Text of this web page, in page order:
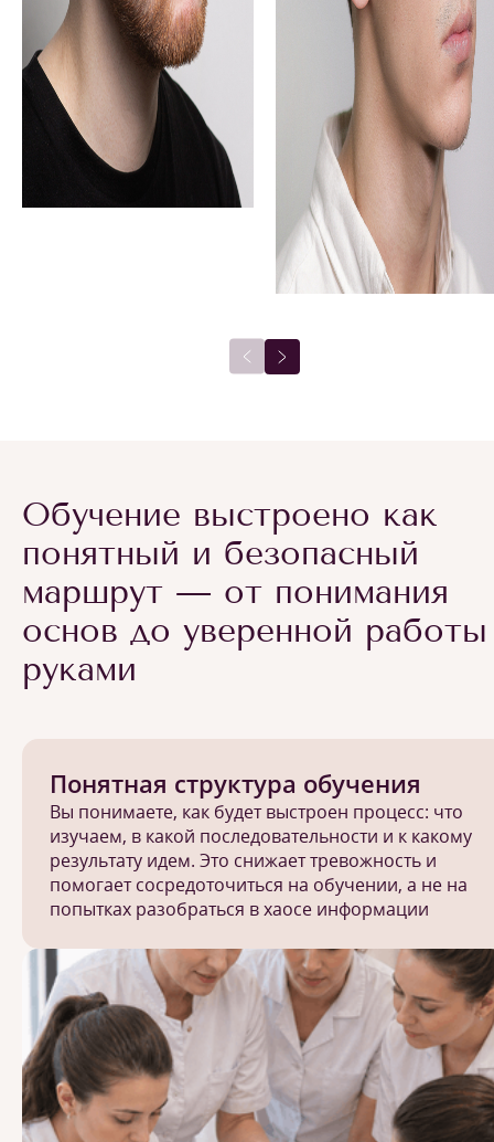
Обучение выстроено как
понятный и безопасный
маршрут — от понимания
основ до уверенной работы
руками
Понятная структура обучения
Вы понимаете, как будет выстроен процесс: что
изучаем, в какой последовательности и к какому
результату идем. Это снижает тревожность и
помогает сосредоточиться на обучении, а не на
попытках разобраться в хаосе информации